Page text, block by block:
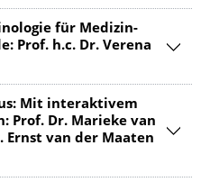
für Medizin-
Prof. h.c. Dr. Verena
Mit interaktivem
Prof. Dr. Marieke van
Ernst van der Maaten